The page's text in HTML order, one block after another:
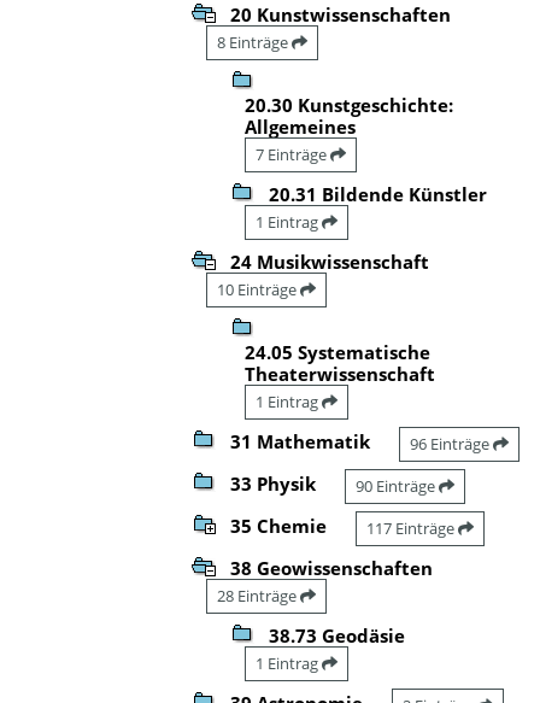
20 Kunstwissenschaften
8 Einträge
20.30 Kunstgeschichte:
Allgemeines
7 Einträge
20.31 Bildende Künstler
1 Eintrag
24 Musikwissenschaft
10 Einträge
24.05 Systematische
Theaterwissenschaft
1 Eintrag
31 Mathematik 96 Einträge
33 Physik 90 Einträge
35 Chemie 117 Einträge
38 Geowissenschaften
28 Einträge
38.73 Geodäsie
1 Eintrag